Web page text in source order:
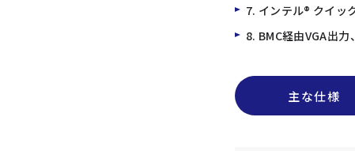
7. インテル® クイッ
8. BMC経由VGA出
主な仕様